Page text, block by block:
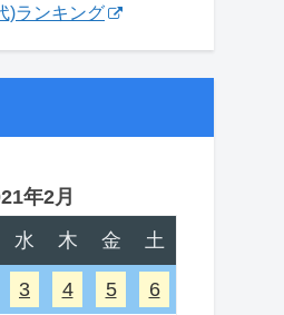
)ランキング
年2月
水 木 金 土
3 4 5 6